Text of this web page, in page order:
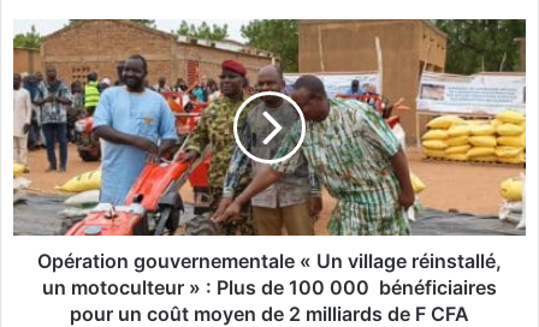
b
é
e
d
E
b
o
l
O
p
é
r
a
t
i
o
n
Opération gouvernementale « Un village réinstallé,
un motoculteur » : Plus de 100 000 bénéficiaires
pour un coût moyen de 2 milliards de F CFA